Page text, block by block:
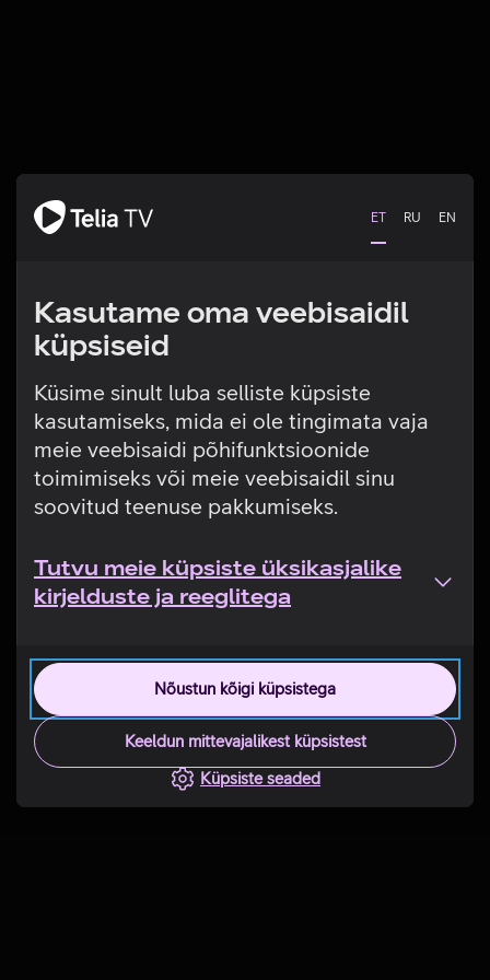
ET RU EN
Kasutame oma veebisaidil
küpsiseid
Küsime sinult luba selliste küpsiste
kasutamiseks, mida ei ole tingimata vaja
meie veebisaidi põhifunktsioonide
toimimiseks või meie veebisaidil sinu
soovitud teenuse pakkumiseks.
Tutvu meie küpsiste üksikasjalike
kirjelduste ja reeglitega
Nõustun kõigi küpsistega
Keeldun mittevajalikest küpsistest
Küpsiste seaded
Tehniline viga